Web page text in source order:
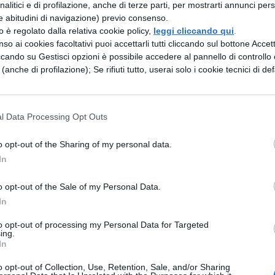
e di profilazione, anche di terze parti, per mostrarti annunci
abitudini di navigazione) previo consenso.
è regolato dalla relativa cookie policy, leggi cliccando qui
ai cookies facoltativi puoi accettarli tutti cliccando sul bottone
su Gestisci opzioni è possibile accedere al pannello di controllo
di profilazione); Se rifiuti tutto, userai solo i cookie tecnici di
Data Processing Opt Outs
opt-out of the Sharing of my personal data.
opt-out of the Sale of my Personal Data.
opt-out of processing my Personal Data for Targeted
opt-out of Collection, Use, Retention, Sale, and/or Sharing
barcollante tipica degli scozzesi
e suonano la cornamusa, oppure addirittura
all’autore ingleseShakespeareche usa il verbo
"nella famosa commediaSogno di una
parola molto in uso tra ragazzi è stata
per capire questi termini dello "slang" inglese,
ti muovi e agisci"
chi si vuole mostrare in modo appariscente:
significa proprio "
". Lo swag è
di ‘sbruffone’, di colui che si dà delle arie. Il
aJustin Bieber
e alla sua canzone “Swag’s
lontano dalle realtà legate all’hip-hop,